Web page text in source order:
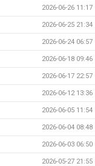
2026-06-26 11:17
2026-06-25 21:34
2026-06-24 06:57
2026-06-18 09:46
2026-06-17 22:57
2026-06-12 13:36
2026-06-05 11:54
2026-06-04 08:48
2026-06-03 06:50
2026-05-27 21:55